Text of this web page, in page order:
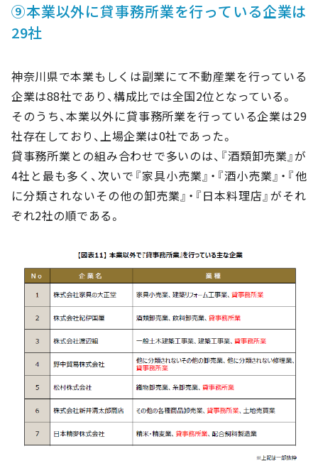
⑨本業以外に貸事務所業を行っている企業は
29社
神奈川県で本業もしくは副業にて不動産業を行っている
企業は88社であり、構成比では全国2位となっている。
そのうち、本業以外に貸事務所業を行っている企業は29
社存在しており、上場企業は0社であった。
貸事務所業との組み合わせで多いのは、『酒類卸売業』が
4社と最も多く、次いで『家具小売業』・『酒小売業』・『他
に分類されないその他の卸売業』・『日本料理店』がそれ
ぞれ2社の順である。